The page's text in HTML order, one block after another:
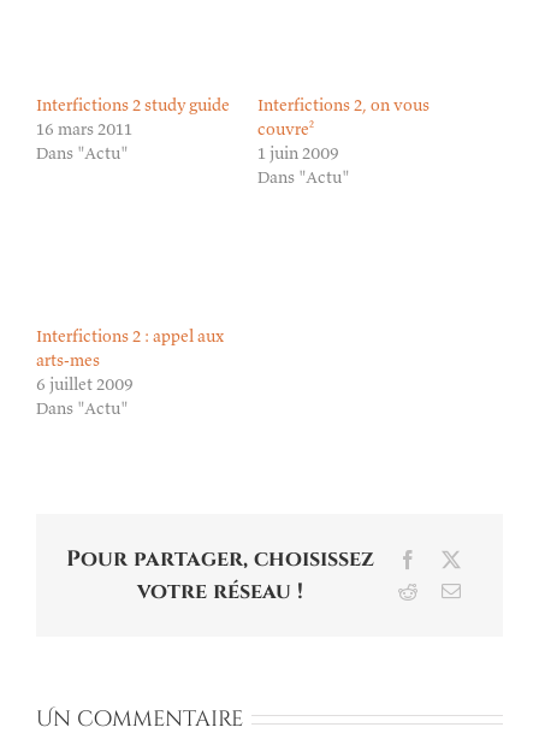
Interfictions 2 study guide
16 mars 2011
Dans "Actu"
Interfictions 2, on vous
couvre²
1 juin 2009
Dans "Actu"
Interfictions 2 : appel aux
arts-mes
6 juillet 2009
Dans "Actu"
Pour partager, choisissez
votre réseau !
Facebook
RedditEmail
Un commentaire